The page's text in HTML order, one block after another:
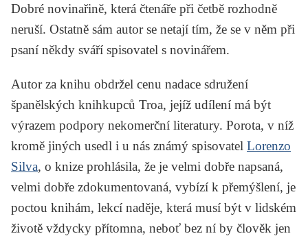
Dobré novinařině, která čtenáře při četbě rozhodně
neruší. Ostatně sám autor se netají tím, že se v něm při
psaní někdy sváří spisovatel s novinářem.
Autor za knihu obdržel cenu nadace sdružení
španělských knihkupců Troa, jejíž udílení má být
výrazem podpory nekomerční literatury. Porota, v níž
kromě jiných usedl i u nás známý spisovatel Lorenzo
Silva, o knize prohlásila, že je velmi dobře napsaná,
velmi dobře zdokumentovaná, vybízí k přemýšlení, je
poctou knihám, lekcí naděje, která musí být v lidském
životě vždycky přítomna, neboť bez ní by člověk jen